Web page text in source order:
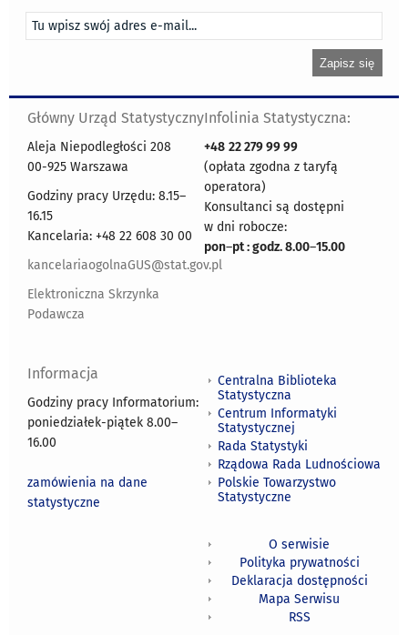
Główny Urząd Statystyczny
Aleja Niepodległości 208
00-925 Warszawa
Godziny pracy Urzędu: 8.15–
16.15
Kancelaria: +48 22 608 30 00
kancelariaogolnaGUS@stat.gov.pl
Elektroniczna Skrzynka
Podawcza
Infolinia Statystyczna:
+48 22 279 99 99
(opłata zgodna z taryfą
operatora)
Konsultanci są dostępni
w dni robocze:
pon–pt : godz. 8.00–15.00
Informacja
Godziny pracy Informatorium:
poniedziałek-piątek 8.00–
16.00
zamówienia na dane
statystyczne
Centralna Biblioteka
Statystyczna
Centrum Informatyki
Statystycznej
Rada Statystyki
Rządowa Rada Ludnościowa
Polskie Towarzystwo
Statystyczne
O serwisie
Polityka prywatności
Deklaracja dostępności
Mapa Serwisu
RSS